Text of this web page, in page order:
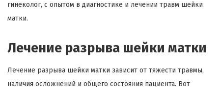
гинеколог, с опытом в диагностике и лечении травм шейки
матки.
Лечение разрыва шейки матки
Лечение разрыва шейки матки зависит от тяжести травмы,
наличия осложнений и общего состояния пациента. Вот